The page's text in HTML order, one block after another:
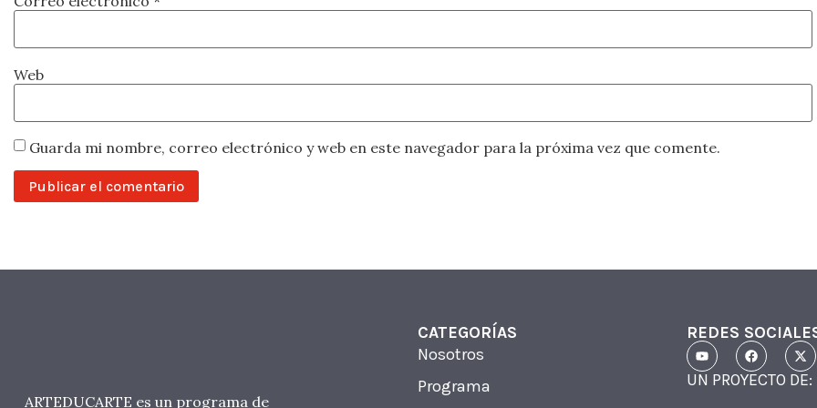
Web
Guarda mi nombre, correo electrónico y web en este navegador para la próxima vez que comente.
ARTEDUCARTE es un programa de
CATEGORÍAS
Nosotros
Programa
REDES
UN PROYECTO DE: